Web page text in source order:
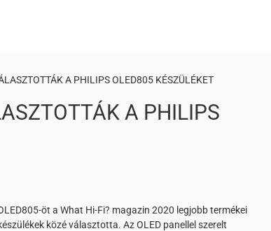
A PHILIPS OLED805 KÉSZÜLÉKET
A PHILIPS
öt a What Hi-Fi? magazin 2020 legjobb termékei
közé választotta. Az OLED panellel szerelt